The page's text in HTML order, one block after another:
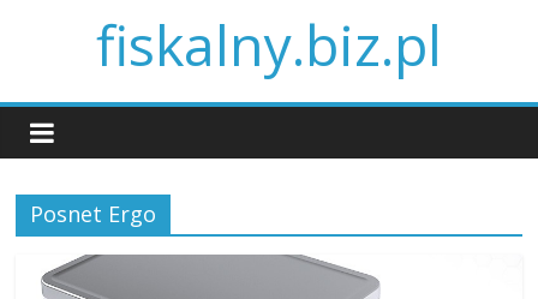
fiskalny.biz.pl
Posnet Ergo